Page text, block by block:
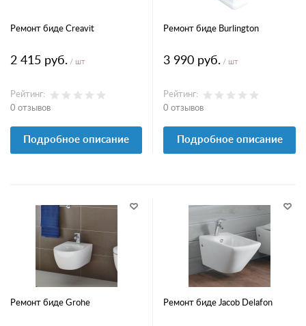
Ремонт биде Creavit
2 415 руб. / шт
Рейтинг:
0 отзывов
Подробное описание
Ремонт биде Burlington
3 990 руб. / шт
Рейтинг:
0 отзывов
Подробное описание
Ремонт биде Grohe Ремонт биде Jacob Delafon